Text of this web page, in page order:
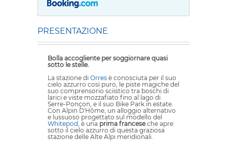
PRESENTAZIONE
Bolla accogliente per soggiornare quasi
sotto le stelle.
La stazione di Orres è conosciuta per il suo
cielo azzurro così puro, le piste magiche del
suo comprensorio sciistico tra boschi di
larici e viste mozzafiato fino al lago di
Serre-Ponçon, e il suo Bike Park in estate.
Con Alpin D'Hôme, un alloggio alternativo
e lussuoso progettato sul modello del
Whitepod , è una prima franceseche apre
sotto il cielo azzurro di questa graziosa
stazione delle Alte Alpi meridionali.